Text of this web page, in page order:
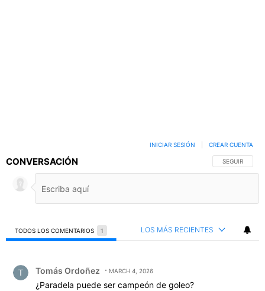
CONVERSACIÓN SIGA ESTA
SEGUIR
INICIAR SESIÓN CREAR CUENTA
TODOS LOS COMENTARIOS 1 LOS MÁS RECIENTES
Tomás Ordoñez MARCH 4, 2026
¿Paradela puede ser campeón de goleo?